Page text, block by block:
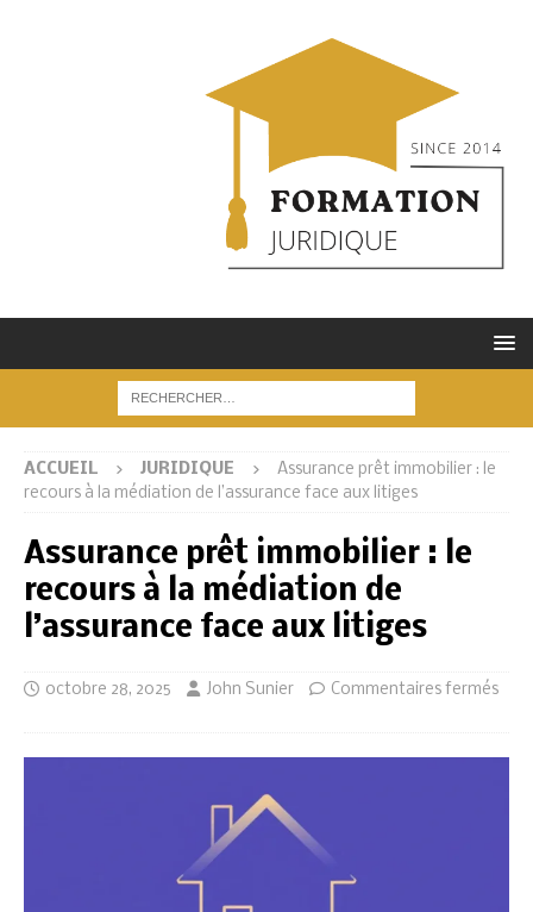
ACCUEIL JURIDIQUE
Assurance prêt immobilier : le
recours à la médiation de l’assurance face aux litiges
Assurance prêt immobilier : le
recours à la médiation de
l’assurance face aux litiges
octobre 28, 2025 John Sunier Commentaires fermés